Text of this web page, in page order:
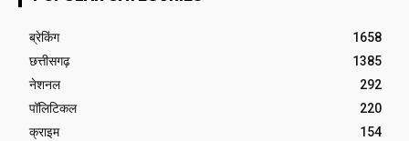
ब्रेकिंग
1658
छत्तीसगढ़
1385
नेशनल
292
पॉलिटिकल
220
क्राइम
154